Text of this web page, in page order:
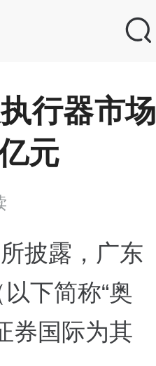
行器市场
元
披露，广东
下简称“奥
券国际为其